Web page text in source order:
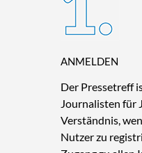
ANMELDEN
Der Pressetreff
Journalisten für
Verständnis,
Nutzer zu